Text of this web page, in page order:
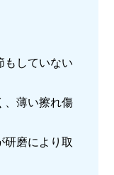
もしていない
、薄い擦れ傷
研磨により取